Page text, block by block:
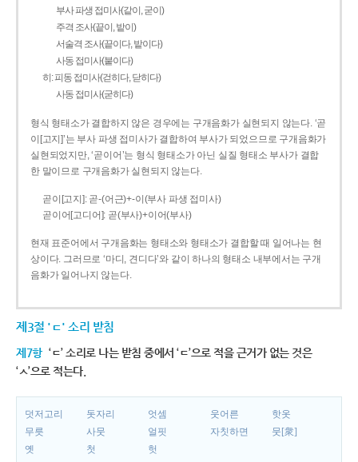
부사 파생 접미사(같이, 굳이)
주격 조사(끝이, 밭이)
서술격 조사(끝이다, 밭이다)
사동 접미사(붙이다)
히: 피동 접미사(걷히다, 닫히다)
사동 접미사(굳히다)
형식 형태소가 결합하지 않은 경우에는 구개음화가 실현되지 않는다. ‘곧
이[고지]’는 부사 파생 접미사가 결합하여 부사가 되었으므로 구개음화가
실현되었지만, ‘곧이어’는 형식 형태소가 아닌 실질 형태소 부사가 결합
한 말이므로 구개음화가 실현되지 않는다.
곧이[고지]: 곧-­(어근)+­-이(부사 파생 접미사)
곧이어[고디어]: 곧(부사)+이어(부사)
현재 표준어에서 구개음화는 형태소와 형태소가 결합할 때 일어나는 현
상이다. 그러므로 ‘마디, 견디다’와 같이 하나의 형태소 내부에서는 구개
음화가 일어나지 않는다.
제3절 'ㄷ' 소리 받침
제7항 ‘ㄷ’ 소리로 나는 받침 중에서 ‘ㄷ’으로 적을 근거가 없는 것은
‘ㅅ’으로 적는다.
덧저고리 돗자리 엇셈 웃어른
핫옷
무릇
사뭇 얼핏 자칫하면
뭇[衆]
옛
첫 헛